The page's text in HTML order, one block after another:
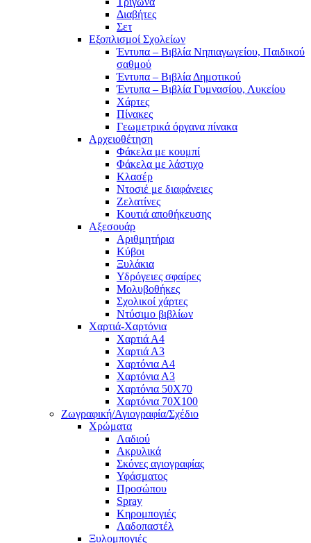
Διαβήτες
Σετ
Εξοπλισμοί Σχολείων
Έντυπα – Βιβλία Νηπιαγωγείου, Παιδικού
σαθμού
Έντυπα – Βιβλία Δημοτικού
Έντυπα – Βιβλία Γυμνασίου, Λυκείου
Χάρτες
Πίνακες
Γεωμετρικά όργανα πίνακα
Αρχειοθέτηση
Φάκελα με κουμπί
Φάκελα με λάστιχο
Κλασέρ
Ντοσιέ με διαφάνειες
Ζελατίνες
Κουτιά αποθήκευσης
Αξεσουάρ
Αριθμητήρια
Κύβοι
Ξυλάκια
Υδρόγειες σφαίρες
Μολυβοθήκες
Σχολικοί χάρτες
Ντύσιμο βιβλίων
Χαρτιά-Χαρτόνια
Χαρτιά Α4
Χαρτιά Α3
Χαρτόνια Α4
Χαρτόνια Α3
Χαρτόνια 50Χ70
Χαρτόνια 70Χ100
Ζωγραφική/Αγιογραφία/Σχέδιο
Χρώματα
Λαδιού
Ακρυλικά
Σκόνες αγιογραφίας
Υφάσματος
Προσώπου
Spray
Κηρομπογιές
Λαδοπαστέλ
Ξυλομπογιές